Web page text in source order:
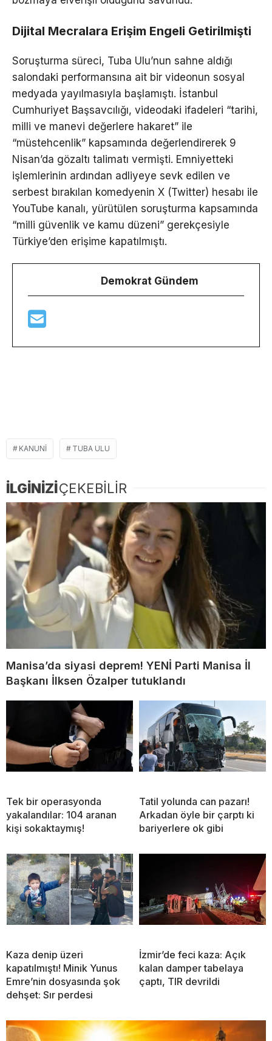
Dijital Mecralara Erişim Engeli Getirilmişti
Soruşturma süreci, Tuba Ulu’nun sahne aldığı
salondaki performansına ait bir videonun sosyal
medyada yayılmasıyla başlamıştı. İstanbul
Cumhuriyet Başsavcılığı, videodaki ifadeleri “tarihi,
milli ve manevi değerlere hakaret” ile
“müstehcenlik” kapsamında değerlendirerek 9
Nisan’da gözaltı talimatı vermişti. Emniyetteki
işlemlerinin ardından adliyeye sevk edilen ve
serbest bırakılan komedyenin X (Twitter) hesabı ile
YouTube kanalı, yürütülen soruşturma kapsamında
“milli güvenlik ve kamu düzeni” gerekçesiyle
Türkiye’den erişime kapatılmıştı.
Demokrat Gündem
KANUNI TUBA ULU
İLGİNİZİÇEKEBİLİR
Manisa’da siyasi deprem! YENİ Parti Manisa İl
Başkanı İlksen Özalper tutuklandı
Tek bir operasyonda
yakalandılar: 104 aranan
kişi sokaktaymış!
Tatil yolunda can pazarı!
Arkadan öyle bir çarptı ki
bariyerlere ok gibi
Kaza denip üzeri
kapatılmıştı! Minik Yunus
Emre’nin dosyasında şok
dehşet: Sır perdesi
İzmir’de feci kaza: Açık
kalan damper tabelaya
çaptı, TIR devrildi